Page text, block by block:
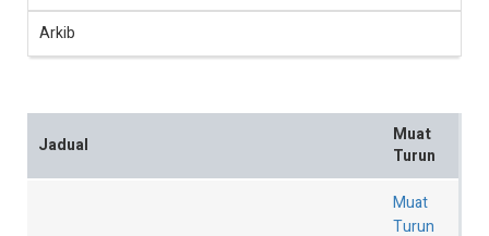
Arkib
Jadual
Muat
Turun
Muat
Turun